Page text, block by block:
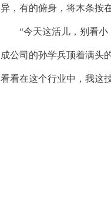
异，有的俯身，将木条按
“今天这活儿，别看
成公司的孙学兵顶着满头
看看在这个行业中，我这